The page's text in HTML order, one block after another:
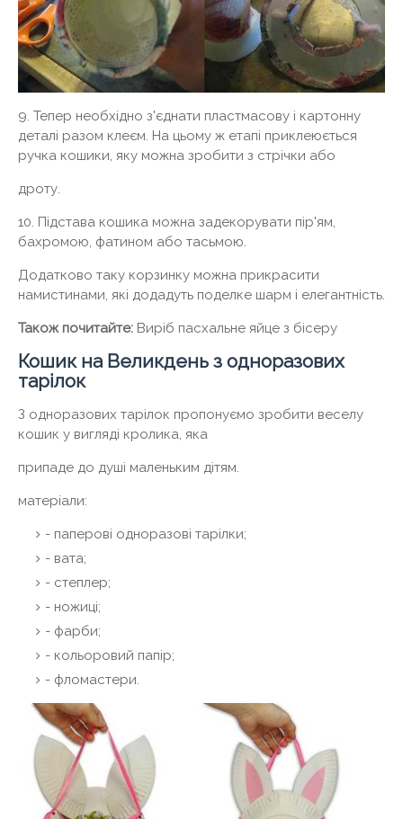
9. Тепер необхідно з'єднати пластмасову і картонну
деталі разом клеєм. На цьому ж етапі приклеюється
ручка кошики, яку можна зробити з стрічки або
дроту.
10. Підстава кошика можна задекорувати пір'ям,
бахромою, фатином або тасьмою.
Додатково таку корзинку можна прикрасити
намистинами, які додадуть поделке шарм і елегантність.
Також почитайте: Виріб пасхальне яйце з бісеру
Кошик на Великдень з одноразових
тарілок
З одноразових тарілок пропонуємо зробити веселу
кошик у вигляді кролика, яка
припаде до душі маленьким дітям.
матеріали:
- паперові одноразові тарілки;
- вата;
- степлер;
- ножиці;
- фарби;
- кольоровий папір;
- фломастери.